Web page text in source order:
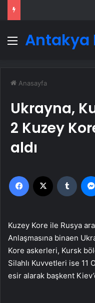
Menü
Antakya
Anasayfa
Ukrayna,
2 Kuzey
aldı
Facebook
Kuzey Kore ile Rusya
Anlaşmasına binaen
Kore askerleri, Kursk
Silahlı Kuvvetleri ise 11
esir alarak başkent